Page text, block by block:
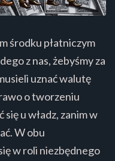
środku płatniczym
z nas, żebyśmy za
uznać walutę
o tworzeniu
u władz, zanim w
W obu
w roli niezbędnego